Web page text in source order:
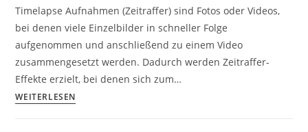
Tiefenschärfe
und
Schärfentiefe.
Zeitraffer-
und
Timelapse Aufnahmen (Zeitraffer) sind Fotos oder Videos,
bei denen viele Einzelbilder in schneller Folge
aufgenommen und anschließend zu einem Video
zusammengesetzt werden. Dadurch werden Zeitraffer-
Effekte erzielt, bei denen sich zum…
WEITERLESEN